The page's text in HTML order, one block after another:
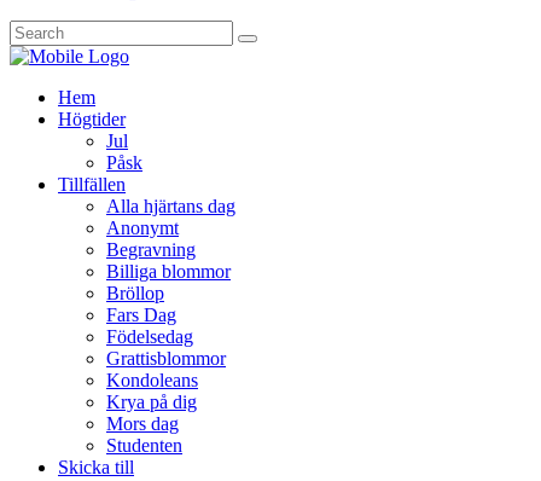
Hem
Högtider
Jul
Påsk
Tillfällen
Alla hjärtans dag
Anonymt
Begravning
Billiga blommor
Bröllop
Fars Dag
Födelsedag
Grattisblommor
Kondoleans
Krya på dig
Mors dag
Studenten
Skicka till